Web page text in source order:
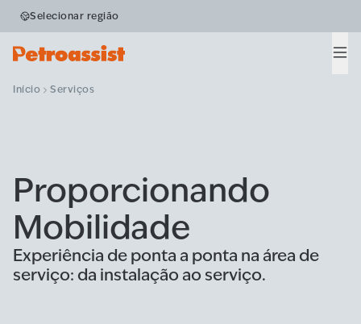
Selecionar região
Início Serviços
Proporcionando
Mobilidade
Experiência de ponta a ponta na área de
serviço: da instalação ao serviço.